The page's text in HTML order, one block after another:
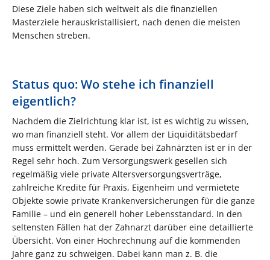
Diese Ziele haben sich weltweit als die finanziellen
Masterziele herauskristallisiert, nach denen die meisten
Menschen streben.
Status quo: Wo stehe ich finanziell
eigentlich?
Nachdem die Zielrichtung klar ist, ist es wichtig zu wissen,
wo man finanziell steht. Vor allem der Liquiditätsbedarf
muss ermittelt werden. Gerade bei Zahnärzten ist er in der
Regel sehr hoch. Zum Versorgungswerk gesellen sich
regelmäßig viele private Altersversorgungsverträge,
zahlreiche Kredite für Praxis, Eigenheim und vermietete
Objekte sowie private Krankenversicherungen für die ganze
Familie – und ein generell hoher Lebensstandard. In den
seltensten Fällen hat der Zahnarzt darüber eine detaillierte
Übersicht. Von einer Hochrechnung auf die kommenden
Jahre ganz zu schweigen. Dabei kann man z. B. die